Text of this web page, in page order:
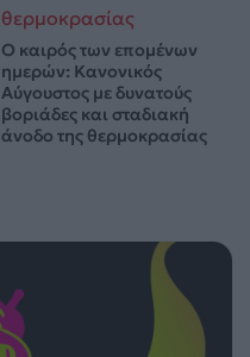
Ο καιρός των επομένων
ημερών: Κανονικός
Αύγουστος με δυνατούς
βοριάδες και σταδιακή
άνοδο της θερμοκρασίας